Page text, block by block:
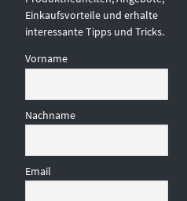
Einkaufsvorteile und erhalte
interessante Tipps und Tricks.
Vorname
Nachname
Email